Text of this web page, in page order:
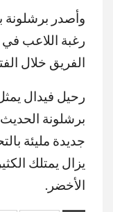
وأصدر برشلونة
رغبة اللاعب في
الفريق خلال
رحيل فيدال
برشلونة
جديدة مليئة
يزال يمتلك
الأخضر.